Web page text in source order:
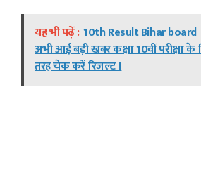
यह भी पढ़ें :10th Result Bihar board
अभी आई बड़ी खबर कक्षा 10वीं परीक्षा
तरह चेक करें रिजल्ट ।